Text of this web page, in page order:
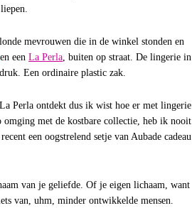
mevrouwen die in de winkel stonden en
en een La Perla, buiten op straat. De lingerie in
Een ordinaire plastic zak.
Perla ontdekt dus ik wist hoe er met lingerie
omging met de kostbare collectie, heb ik nooit
een oogstrelend setje van Aubade cadeau
van je geliefde. Of je eigen lichaam, want
van, uhm, minder ontwikkelde mensen.